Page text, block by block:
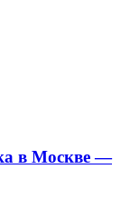
в Москве —